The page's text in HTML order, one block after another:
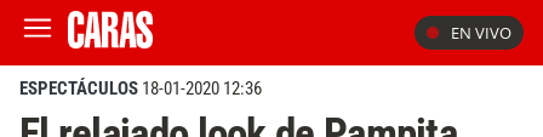
EN VIVO
ESPECTÁCULOS 18-01-2020 12:36